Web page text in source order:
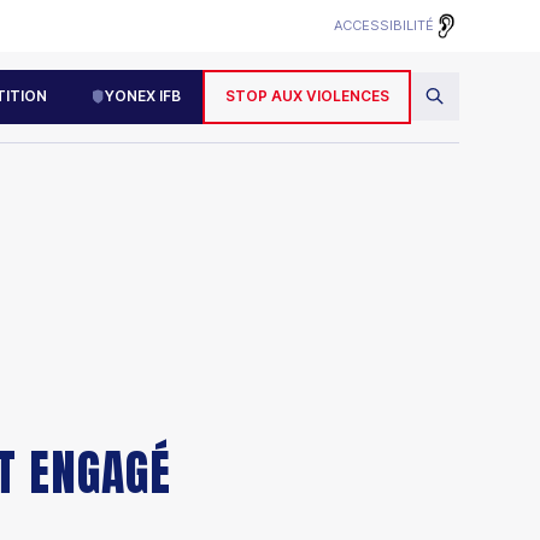
ACCESSIBILITÉ
YONEX IFB STOP AUX VIOLENCES